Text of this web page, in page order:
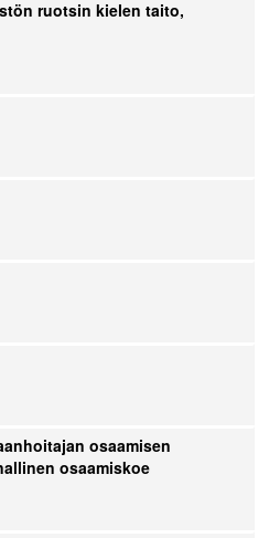
ruotsin kielen taito,
osaamisen
osaamiskoe